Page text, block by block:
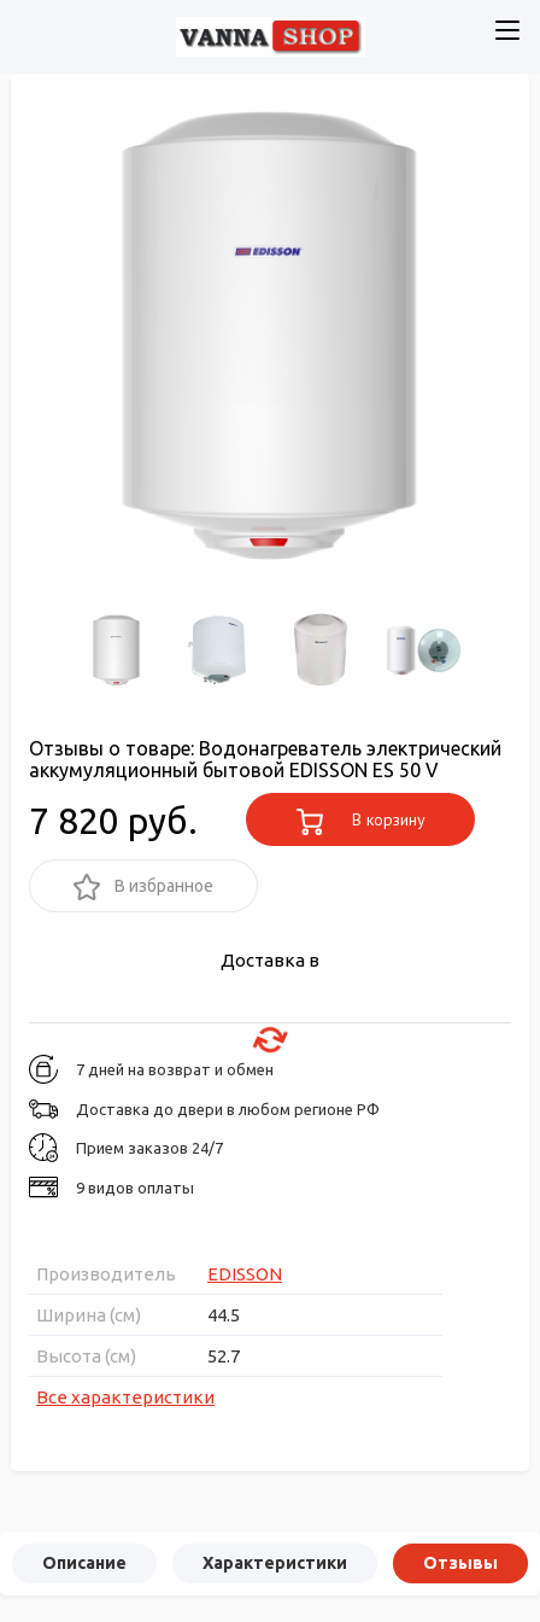
Отзывы о товаре: Водонагреватель электрический
аккумуляционный бытовой EDISSON ES 50 V
7 820 руб. В корзину
В избранное
Доставка в
7 дней на возврат и обмен
Доставка до двери в любом регионе РФ
Прием заказов 24/7
9 видов оплаты
Производитель
EDISSON
Ширина (см)
44.5
Высота (см)
52.7
Все характеристики
Описание Характеристики Отзывы